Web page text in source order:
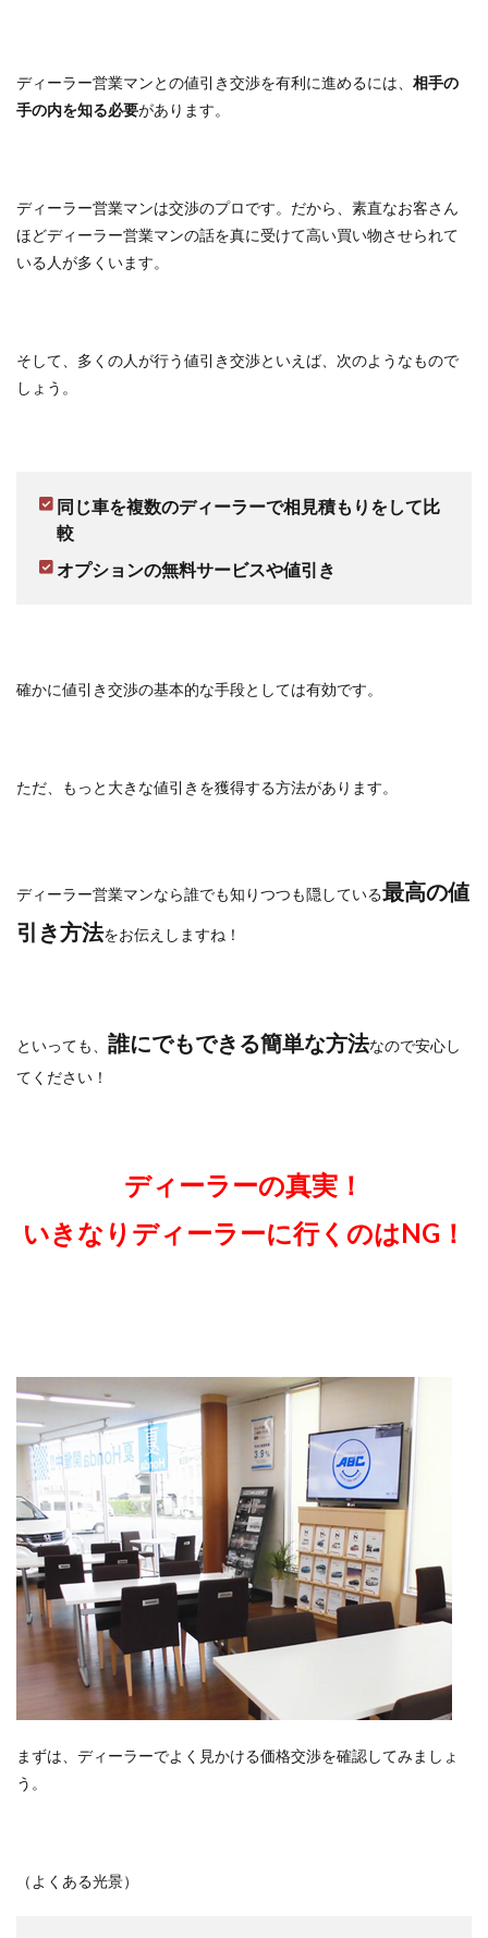
ディーラー営業マンとの値引き交渉を有利に進めるには、 相手の
手の内を知る必要があります。
ディーラー営業マンは交渉のプロです。だから、素直なお客さん
ほどディーラー営業マンの話を真に受けて高い買い物させられて
いる人が多くいます。
そして、多くの人が行う値引き交渉といえば、次のようなもので
しょう。
同じ車を複数のディーラーで相見積もりをして比
較
オプションの無料サービスや値引き
確かに値引き交渉の基本的な手段としては有効です。
ただ、もっと大きな値引きを獲得する方法があります。
ディーラー営業マンなら誰でも知りつつも隠している最高の値
引き方法をお伝えしますね！
といっても、 誰にでもできる簡単な方法なので安心し
てください！
ディーラーの真実！
いきなりディーラーに行くのはNG！
まずは、ディーラーでよく見かける価格交渉を確認してみましょ
う。
（よくある光景）